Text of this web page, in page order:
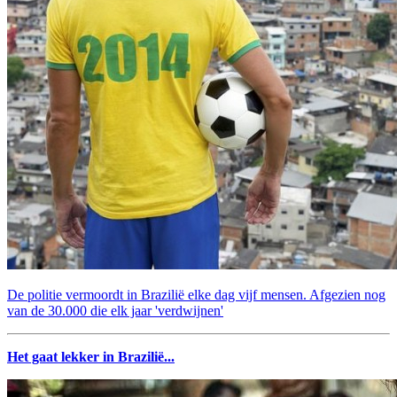
De politie vermoordt in Brazilië elke dag vijf mensen. Afgezien nog
van de 30.000 die elk jaar 'verdwijnen'
Het gaat lekker in Brazilië...